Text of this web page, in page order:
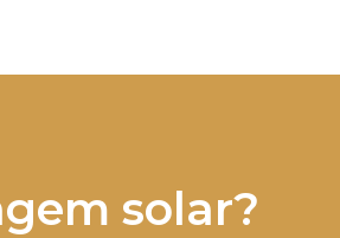
solar?